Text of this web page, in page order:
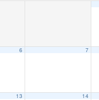
6 7
13 14